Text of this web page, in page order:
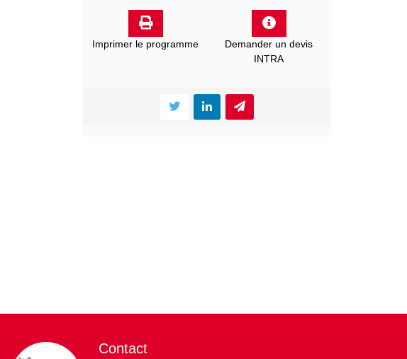
Imprimer le programme
Demander un devis
INTRA
Contact